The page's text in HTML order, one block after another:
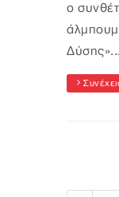
ο
άλμπουμ
Δύσης»...